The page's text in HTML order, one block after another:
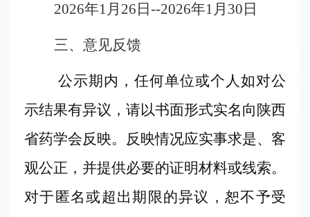
2026年1月26日--2026年1月30日
三、意见反馈
公示期内，任何单位或个人如对公
示结果有异议，请以书面形式实名向陕西
省药学会反映。反映情况应实事求是、客
观公正，并提供必要的证明材料或线索。
对于匿名或超出期限的异议，恕不予受